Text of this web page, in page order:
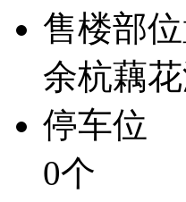
售楼部
余杭藕
停车位
0个